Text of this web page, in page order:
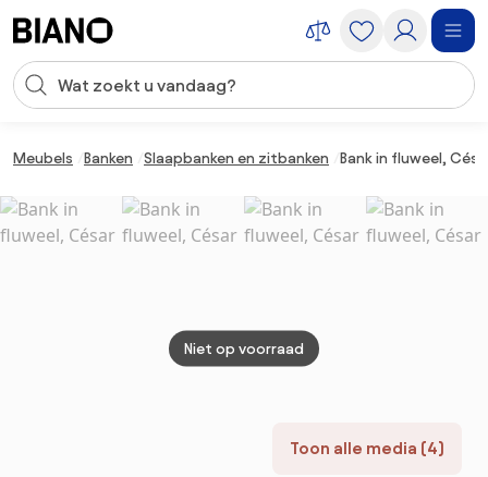
Zoekopdracht invoeren
Meubels Banken Slaapbanken en zitbanken Bank in fluweel,
Toon alle media (4)
Niet op voorraad